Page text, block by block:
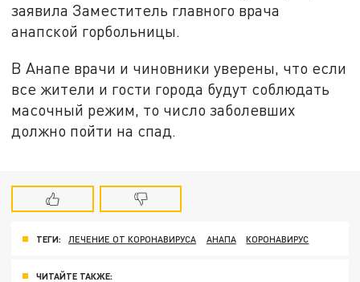
заявила Заместитель главного врача
анапской горбольницы.
В Анапе врачи и чиновники уверены, что если
все жители и гости города будут соблюдать
масочный режим, то число заболевших
должно пойти на спад.
ТЕГИ: ЛЕЧЕНИЕ ОТ КОРОНАВИРУСА АНАПА КОРОНАВИРУС
ЧИТАЙТЕ ТАКЖЕ: